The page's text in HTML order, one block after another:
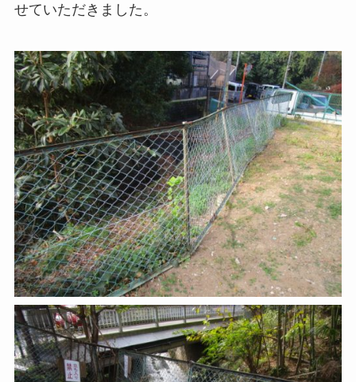
せていただきました。